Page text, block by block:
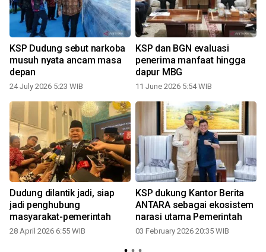
KSP Dudung sebut narkoba
musuh nyata ancam masa
depan
24 July 2026 5:23 WIB
KSP dan BGN evaluasi
penerima manfaat hingga
dapur MBG
11 June 2026 5:54 WIB
Dudung dilantik jadi, siap
jadi penghubung
masyarakat-pemerintah
28 April 2026 6:55 WIB
KSP dukung Kantor Berita
ANTARA sebagai ekosistem
narasi utama Pemerintah
03 February 2026 20:35 WIB